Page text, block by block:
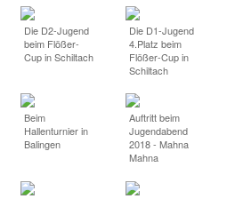
Die D2-Jugend
beim Flößer-
Cup in Schiltach
Die D1-Jugend
4.Platz beim
Flößer-Cup in
Schiltach
Beim
Hallenturnier in
Balingen
Auftritt beim
Jugendabend
2018 - Mahna
Mahna